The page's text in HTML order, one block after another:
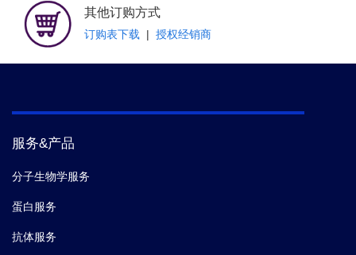
其他订购方式
订购表下载 | 授权经销商
服务&产品
分子生物学服务
蛋白服务
抗体服务